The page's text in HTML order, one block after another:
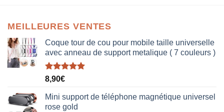
MEILLEURES VENTES
Coque tour de cou pour mobile taille universelle
avec anneau de support metalique ( 7 couleurs )
Note5.00
8,90€
Mini support de téléphone magnétique universel
rose gold